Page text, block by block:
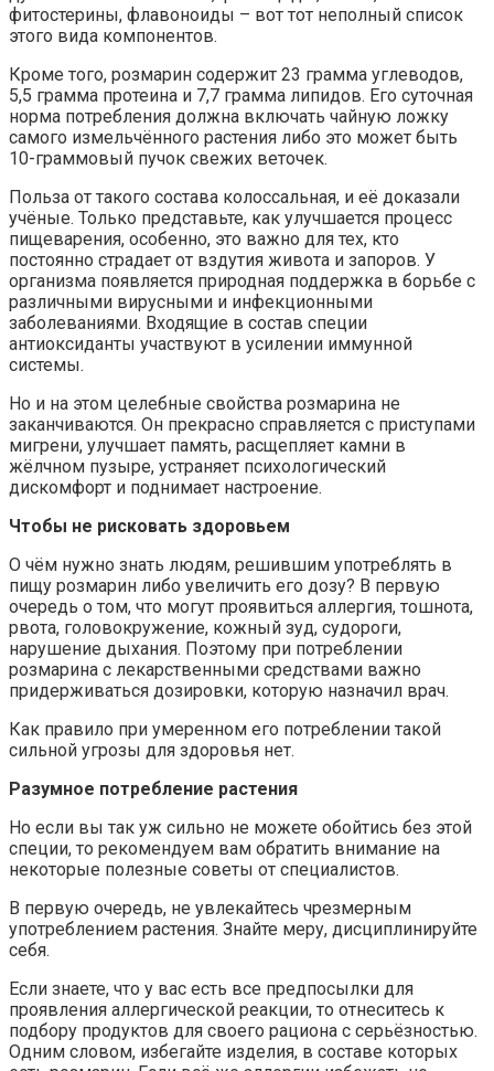
фитостерины, флавоноиды – вот тот неполный список
этого вида компонентов.
Кроме того, розмарин содержит 23 грамма углеводов,
5,5 грамма протеина и 7,7 грамма липидов. Его суточная
норма потребления должна включать чайную ложку
самого измельчённого растения либо это может быть
10-граммовый пучок свежих веточек.
Польза от такого состава колоссальная, и её доказали
учёные. Только представьте, как улучшается процесс
пищеварения, особенно, это важно для тех, кто
постоянно страдает от вздутия живота и запоров. У
организма появляется природная поддержка в борьбе с
различными вирусными и инфекционными
заболеваниями. Входящие в состав специи
антиоксиданты участвуют в усилении иммунной
системы.
Но и на этом целебные свойства розмарина не
заканчиваются. Он прекрасно справляется с приступами
мигрени, улучшает память, расщепляет камни в
жёлчном пузыре, устраняет психологический
дискомфорт и поднимает настроение.
Чтобы не рисковать здоровьем
О чём нужно знать людям, решившим употреблять в
пищу розмарин либо увеличить его дозу? В первую
очередь о том, что могут проявиться аллергия, тошнота,
рвота, головокружение, кожный зуд, судороги,
нарушение дыхания. Поэтому при потреблении
розмарина с лекарственными средствами важно
придерживаться дозировки, которую назначил врач.
Как правило при умеренном его потреблении такой
сильной угрозы для здоровья нет.
Разумное потребление растения
Но если вы так уж сильно не можете обойтись без этой
специи, то рекомендуем вам обратить внимание на
некоторые полезные советы от специалистов.
В первую очередь, не увлекайтесь чрезмерным
употреблением растения. Знайте меру, дисциплинируйте
себя.
Если знаете, что у вас есть все предпосылки для
проявления аллергической реакции, то отнеситесь к
подбору продуктов для своего рациона с серьёзностью.
Одним словом, избегайте изделия, в составе которых